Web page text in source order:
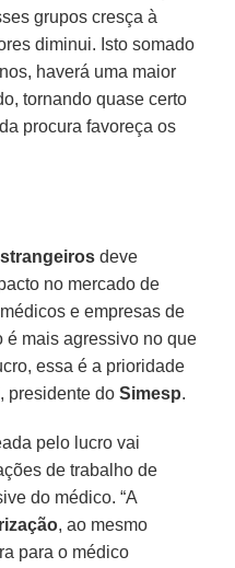
grupos cresça à
diminui. Isto somado
haverá uma maior
tornando quase certo
procura favoreça os
deve
no mercado de
e empresas de
é mais agressivo no que
essa é a prioridade
, presidente doSimesp.
pelo lucro vai
de trabalho de
do médico. “A
, ao mesmo
para o médico